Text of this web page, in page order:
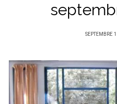
PUBLIÉ
SEPTEMBRE